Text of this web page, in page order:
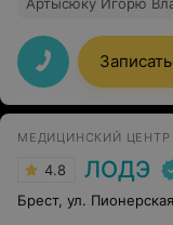
медицинскому
профессионализм
диагностической
рекомендую этих
МЕДИЦИНСКИЙ ЦЕНТР
4.8 ЛОДЭ
Брест, ул.